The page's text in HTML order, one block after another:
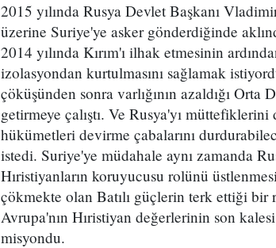
2015 yılında Rusya Devlet Başkanı
üzerine Suriye'ye asker gönderdiğinde
2014 yılında Kırım'ı ilhak etmesinin
izolasyondan kurtulmasını sağlamak
çöküşünden sonra varlığının azaldığı
getirmeye çalıştı. Ve Rusya'yı
hükümetleri devirme çabalarını
istedi. Suriye'ye müdahale aynı zamanda
Hıristiyanların koruyucusu rolünü
çökmekte olan Batılı güçlerin terk ettiği bir
Avrupa'nın Hıristiyan değerlerinin son
misyondu.